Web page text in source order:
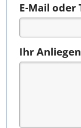
E-Mail oder
Ihr Anliegen